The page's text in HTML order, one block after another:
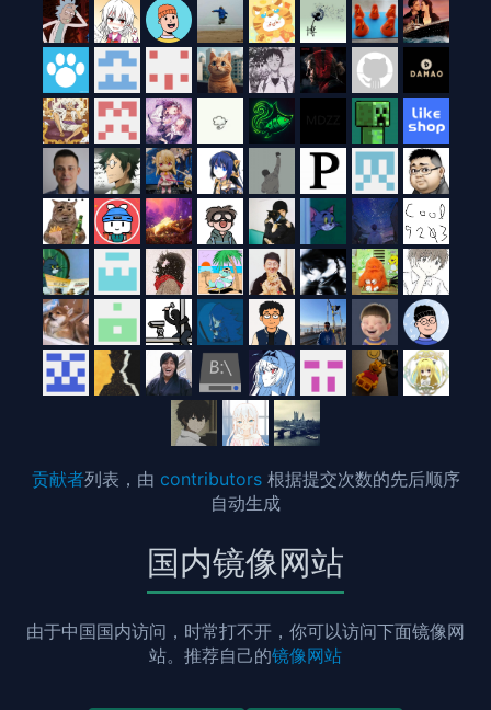
贡献者列表，由 contributors根据提交次数的先后顺序
自动生成
国内镜像网站
由于中国国内访问，时常打不开，你可以访问下面镜像网
站。推荐自己的镜像网站